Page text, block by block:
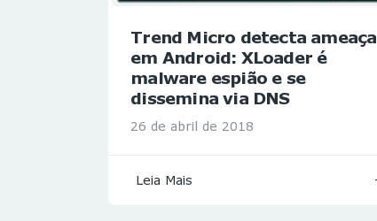
Trend Micro detecta ameaça
em Android: XLoader é
malware espião e se
dissemina via DNS
26 de abril de 2018
Leia Mais